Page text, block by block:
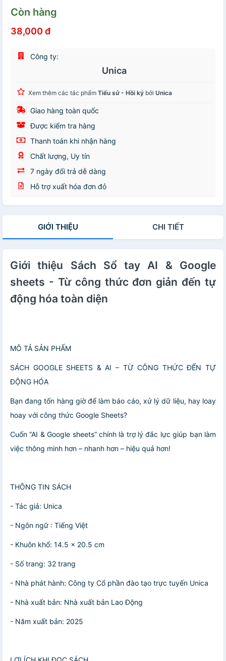
Còn hàng
38,000 đ
Công ty:
Unica
Xem thêm các tác phẩm Tiểu sử - Hồi ký bởi Unica
Giao hàng toàn quốc
Được kiểm tra hàng
Thanh toán khi nhận hàng
Chất lượng, Uy tín
7 ngày đổi trả dễ dàng
Hỗ trợ xuất hóa đơn đỏ
GIỚI THIỆU CHI TIẾT
Giới thiệu Sách Sổ tay AI & Google
sheets - Từ công thức đơn giản đến tự
động hóa toàn diện
MÔ TẢ SẢN PHẨM
SÁCH GOOGLE SHEETS & AI – TỪ CÔNG THỨC ĐẾN TỰ
ĐỘNG HÓA
Bạn đang tốn hàng giờ để làm báo cáo, xử lý dữ liệu, hay loay
hoay với công thức Google Sheets?
Cuốn “AI & Google sheets” chính là trợ lý đắc lực giúp bạn làm
việc thông minh hơn – nhanh hơn – hiệu quả hơn!
THÔNG TIN SÁCH
- Tác giả: Unica
- Ngôn ngữ : Tiếng Việt
- Khuôn khổ: 14.5 x 20.5 cm
- Số trang: 32 trang
- Nhà phát hành: Công ty Cổ phần đào tạo trực tuyến Unica
- Nhà xuất bản: Nhà xuất bản Lao Động
- Năm xuất bản: 2025